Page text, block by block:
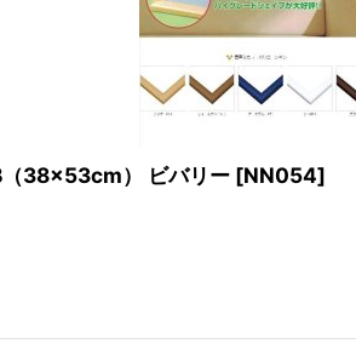
38×53cm） ビバリー [NN054]